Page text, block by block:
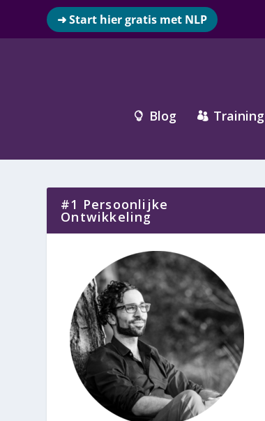
➜ Start hier gratis met NLP
 Blog  Training
#1 Persoonlijke
Ontwikkeling